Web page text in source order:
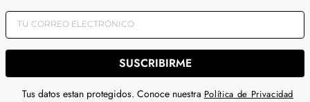
SUSCRIBIRME
Tus datos estan protegidos. Conoce nuestra Política de Privacidad